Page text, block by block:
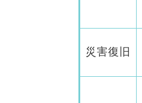
災害復旧